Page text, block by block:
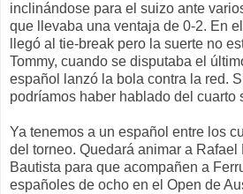
inclinándose para el suizo ante
que llevaba una ventaja de 0-2. En
llegó al tie-break pero la suerte no
Tommy, cuando se disputaba el
español lanzó la bola contra la red.
podríamos haber hablado del cuarto
Ya tenemos a un español entre los
del torneo. Quedará animar a
Bautista para que acompañen a
españoles de ocho en el Open de